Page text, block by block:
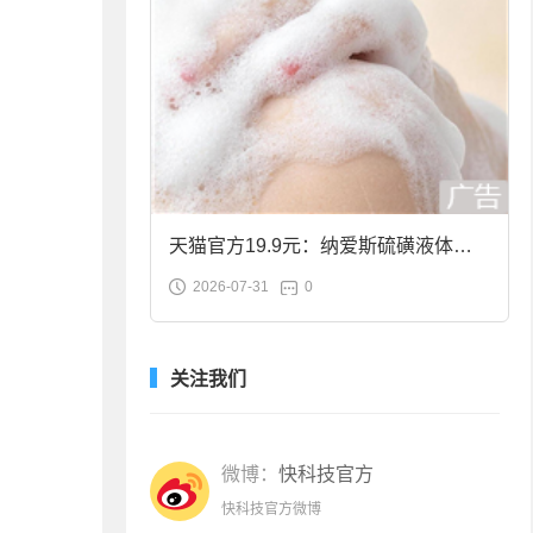
天猫官方19.9元：纳爱斯硫磺液体香
皂2斤大促
2026-07-31 0
关注我们
微博： 快科技官方
快科技官方微博